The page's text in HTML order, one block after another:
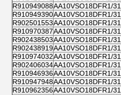
R910949088AA10VSO18DFR1/
R910949390AA10VSO18DFR1/
R902501553AA10VSO18DFR1/
R910970387AA10VSO18DFR1/
R902438503AA10VSO18DFR1/
R902438919AA10VSO18DFR1/
R910974032AA10VSO18DFR1/
R902406034AA10VSO18DFR1/
R910946936AA10VSO18DFR1/
R910947948AA10VSO18DFR1/
R910962356AA10VSO18DFR1/